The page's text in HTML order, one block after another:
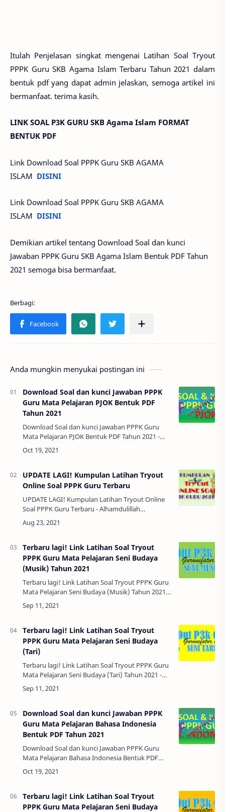
Itulah Penjelasan singkat mengenai Latihan Soal Tryout
PPPK Guru SKB Agama Islam Terbaru Tahun 2021 dalam
bentuk pdf yang dapat admin jelaskan, semoga artikel ini
bermanfaat. terima kasih.
LINK SOAL P3K GURU SKB Agama Islam FORMAT
BENTUK PDF
Link Download Soal PPPK Guru SKB AGAMA
ISLAM DISINI
Link Download Soal PPPK Guru SKB AGAMA
ISLAM DISINI
Demikian artikel tentang Download Soal dan kunci
Jawaban PPPK Guru SKB Agama Islam Bentuk PDF Tahun
2021 semoga bisa bermanfaat.
Anda mungkin menyukai postingan ini
Download Soal dan kunci Jawaban PPPK
Guru Mata Pelajaran PJOK Bentuk PDF
Tahun 2021
Download Soal dan kunci Jawaban PPPK Guru
Mata Pelajaran PJOK Bentuk PDF Tahun 2021 -
Alhamdulillah. Bapak Ibu semua sekarang sudah
memasuki bulan Oktober sebentar lagi akan d…
UPDATE LAGI! Kumpulan Latihan Tryout
Online Soal PPPK Guru Terbaru
UPDATE LAGI! Kumpulan Latihan Tryout Online
Soal PPPK Guru Terbaru - Alhamdulillah
pengumuman seleksi administrasi PPPK CPNS
sudah keluar dan bisa dilihat di masing-…
Terbaru lagi! Link Latihan Soal Tryout
PPPK Guru Mata Pelajaran Seni Budaya
(Musik) Tahun 2021
Terbaru lagi! Link Latihan Soal Tryout PPPK Guru
Mata Pelajaran Seni Budaya (Musik) Tahun 2021 -
Alhamdulillah. Bapak Ibu semua sekarang sudah
memasuki bulan September sebenta…
Terbaru lagi! Link Latihan Soal Tryout
PPPK Guru Mata Pelajaran Seni Budaya
(Tari)
Terbaru lagi! Link Latihan Soal Tryout PPPK Guru
Mata Pelajaran Seni Budaya (Tari) Tahun 2021 -
Alhamdulillah. Bapak Ibu semua sekarang sudah
memasuki bulan September sebentar…
Download Soal dan kunci Jawaban PPPK
Guru Mata Pelajaran Bahasa Indonesia
Bentuk PDF Tahun 2021
Download Soal dan kunci Jawaban PPPK Guru
Mata Pelajaran Bahasa Indonesia Bentuk PDF
Tahun 2021 - Alhamdulillah. Bapak Ibu semua
sekarang sudah memasuki bulan Oktober
Terbaru lagi! Link Latihan Soal Tryout
PPPK Guru Mata Pelajaran Seni Budaya